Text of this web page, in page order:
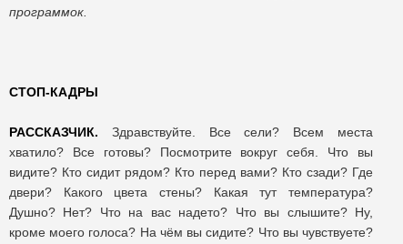
программок.
СТОП-КАДРЫ
РАССКАЗЧИК. Здравствуйте. Все сели? Всем места
хватило? Все готовы? Посмотрите вокруг себя. Что вы
видите? Кто сидит рядом? Кто перед вами? Кто сзади? Где
двери? Какого цвета стены? Какая тут температура?
Душно? Нет? Что на вас надето? Что вы слышите? Ну,
кроме моего голоса? На чём вы сидите? Что вы чувствуете?